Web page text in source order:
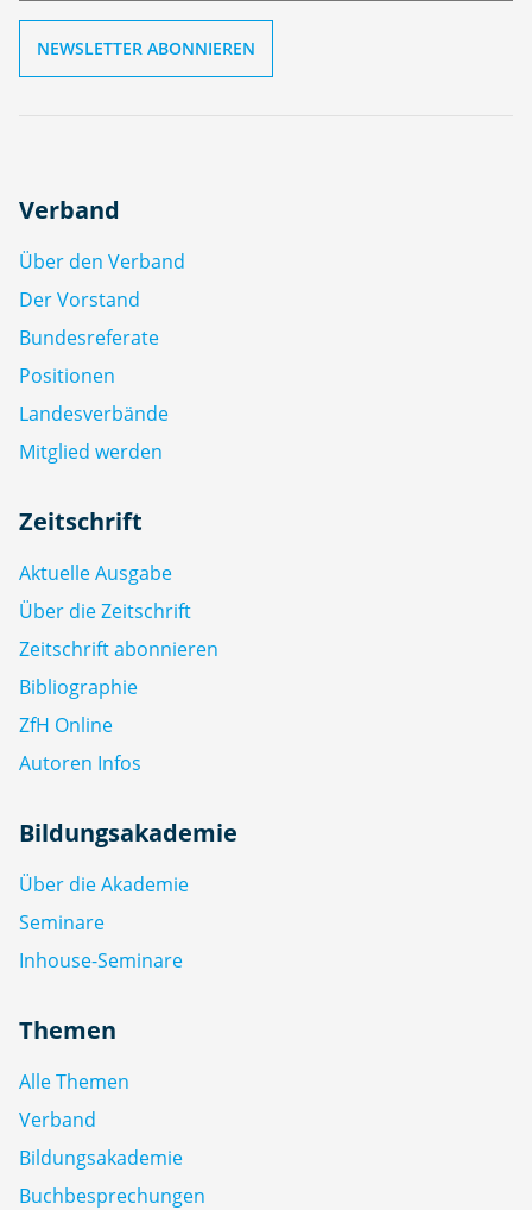
Verband
Über den Verband
Der Vorstand
Bundesreferate
Positionen
Landesverbände
Mitglied werden
Zeitschrift
Aktuelle Ausgabe
Über die Zeitschrift
Zeitschrift abonnieren
Bibliographie
ZfH Online
Autoren Infos
Bildungsakademie
Über die Akademie
Seminare
Inhouse-Seminare
Themen
Alle Themen
Verband
Bildungsakademie
Buchbesprechungen